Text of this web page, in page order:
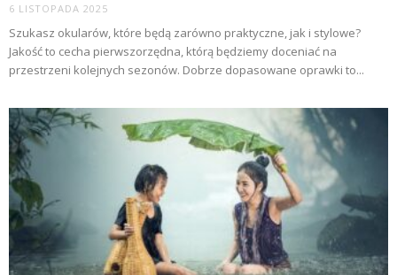
6 LISTOPADA 2025
Szukasz okularów, które będą zarówno praktyczne, jak i stylowe?
Jakość to cecha pierwszorzędna, którą będziemy doceniać na
przestrzeni kolejnych sezonów. Dobrze dopasowane oprawki to...